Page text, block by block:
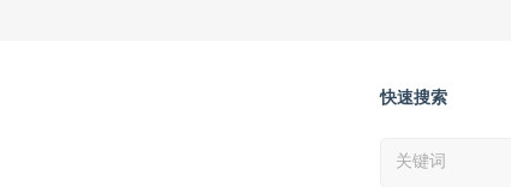
快速搜索